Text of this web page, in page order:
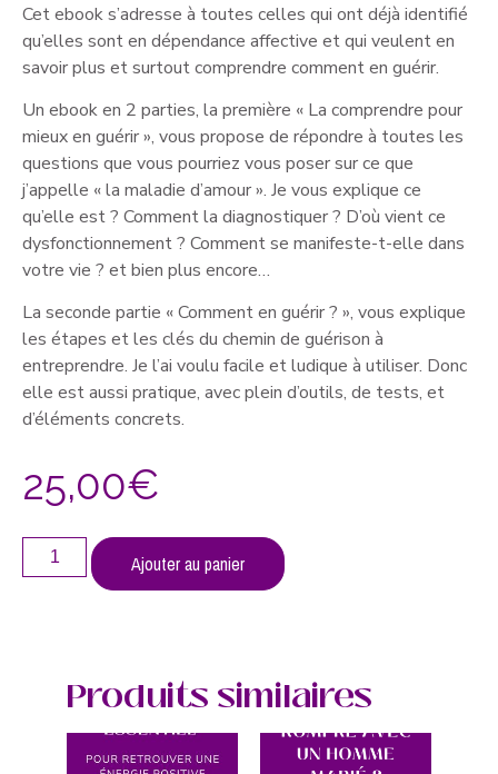
Cet ebook s’adresse à toutes celles qui ont déjà identifié
qu’elles sont en dépendance affective et qui veulent en
savoir plus et surtout comprendre comment en guérir.
Un ebook en 2 parties, la première « La comprendre pour
mieux en guérir », vous propose de répondre à toutes les
questions que vous pourriez vous poser sur ce que
j’appelle « la maladie d’amour ». Je vous explique ce
qu’elle est ? Comment la diagnostiquer ? D’où vient ce
dysfonctionnement ? Comment se manifeste-t-elle dans
votre vie ? et bien plus encore…
La seconde partie « Comment en guérir ? », vous explique
les étapes et les clés du chemin de guérison à
entreprendre. Je l’ai voulu facile et ludique à utiliser. Donc
elle est aussi pratique, avec plein d’outils, de tests, et
d’éléments concrets.
25,00€
Ajouter au panier
Produits similaires